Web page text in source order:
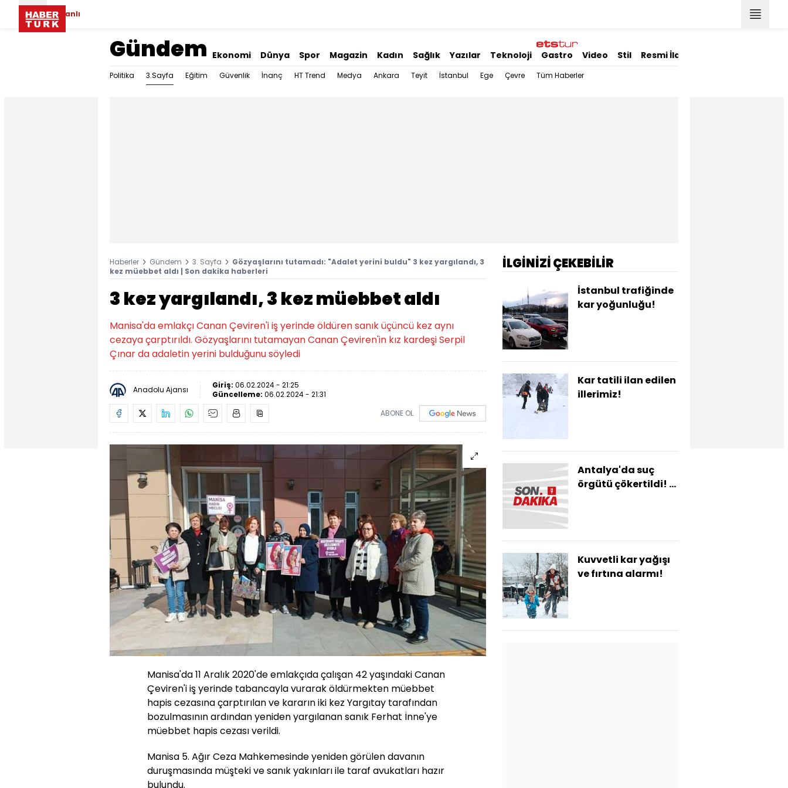
Canlı
Gündem Ekonomi Dünya Spor Magazin Kadın Sağlık Yazılar Teknoloji Gastro Video Stil Resmi İlanlar
Politika 3.Sayfa Eğitim Güvenlik İnanç HT Trend Medya Ankara Teyit İstanbul Ege Çevre Tüm Haberler
Haberler Gündem 3. Sayfa
Gözyaşlarını tutamadı: "Adalet yerini buldu" 3 kez yargılandı, 3
kez müebbet aldı | Son dakika haberleri
3 kez yargılandı, 3 kez müebbet aldı
Manisa'da emlakçı Canan Çeviren'i iş yerinde öldüren sanık üçüncü kez aynı
cezaya çarptırıldı. Gözyaşlarını tutamayan Canan Çeviren'in kız kardeşi Serpil
Çınar da adaletin yerini bulduğunu söyledi
Anadolu Ajansı Giriş: 06.02.2024 - 21:25
Güncelleme: 06.02.2024 - 21:31
ABONE OL
Manisa'da 11 Aralık 2020'de emlakçıda çalışan 42 yaşındaki Canan
Çeviren'i iş yerinde tabancayla vurarak öldürmekten müebbet
hapis cezasına çarptırılan ve kararın iki kez Yargıtay tarafından
bozulmasının ardından yeniden yargılanan sanık Ferhat İnne'ye
müebbet hapis cezası verildi.
Manisa 5. Ağır Ceza Mahkemesinde yeniden görülen davanın
duruşmasında müşteki ve sanık yakınları ile taraf avukatları hazır
bulundu.
İLGİNİZİ ÇEKEBİLİR
İstanbul trafiğinde
kar yoğunluğu!
Kar tatili ilan edilen
illerimiz!
Antalya'da suç
örgütü çökertildi! 15
Kuvvetli kar yağışı
ve fırtına alarmı!